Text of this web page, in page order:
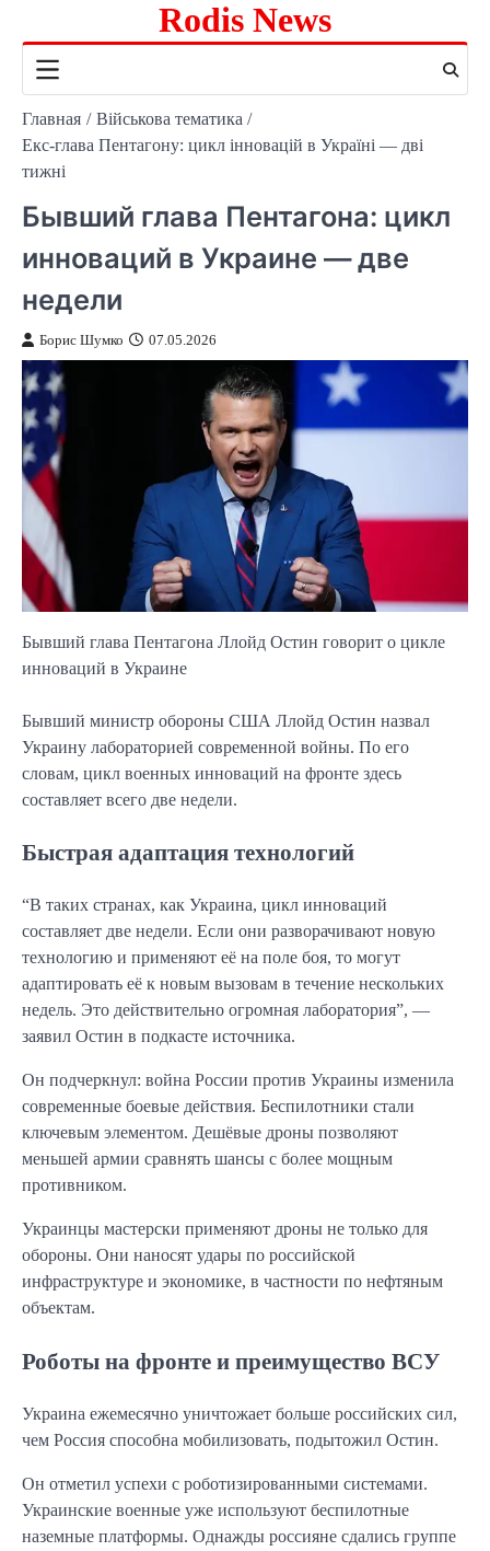
содержимому
Rodis News
Главная
Військова тематика
Екс-глава Пентагону: цикл інновацій в Україні — дві
тижні
Бывший глава Пентагона: цикл
инноваций в Украине — две
недели
Борис Шумко 07.05.2026
Бывший глава Пентагона Ллойд Остин говорит о цикле
инноваций в Украине
Бывший министр обороны США Ллойд Остин назвал
Украину лабораторией современной войны. По его
словам, цикл военных инноваций на фронте здесь
составляет всего две недели.
Быстрая адаптация технологий
“В таких странах, как Украина, цикл инноваций
составляет две недели. Если они разворачивают новую
технологию и применяют её на поле боя, то могут
адаптировать её к новым вызовам в течение нескольких
недель. Это действительно огромная лаборатория”, —
заявил Остин в подкасте источника.
Он подчеркнул: война России против Украины изменила
современные боевые действия. Беспилотники стали
ключевым элементом. Дешёвые дроны позволяют
меньшей армии сравнять шансы с более мощным
противником.
Украинцы мастерски применяют дроны не только для
обороны. Они наносят удары по российской
инфраструктуре и экономике, в частности по нефтяным
объектам.
Роботы на фронте и преимущество ВСУ
Украина ежемесячно уничтожает больше российских сил,
чем Россия способна мобилизовать, подытожил Остин.
Он отметил успехи с роботизированными системами.
Украинские военные уже используют беспилотные
наземные платформы. Однажды россияне сдались группе